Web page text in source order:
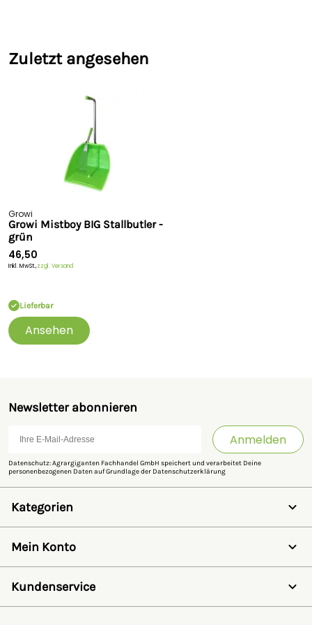
36, 33397, Rietberg, Deutschland,
Zuletzt angesehen
Growi
Growi Mistboy BIG Stallbutler -
grün
46,50
Inkl. MwSt.,zzgl. Versand
Lieferbar
Ansehen
Newsletter abonnieren
Anmelden
Datenschutz: Agrargiganten Fachhandel GmbH speichert und verarbeitet Deine
personenbezogenen Daten auf Grundlage der Datenschutzerklärung
Kategorien
Schermaschinen
Futter- & Tränkesysteme
Haus, Hof & Stall
SALE
Mein Konto
Registrieren
Wunschzettel
Passwort vergessen
Kundenservice